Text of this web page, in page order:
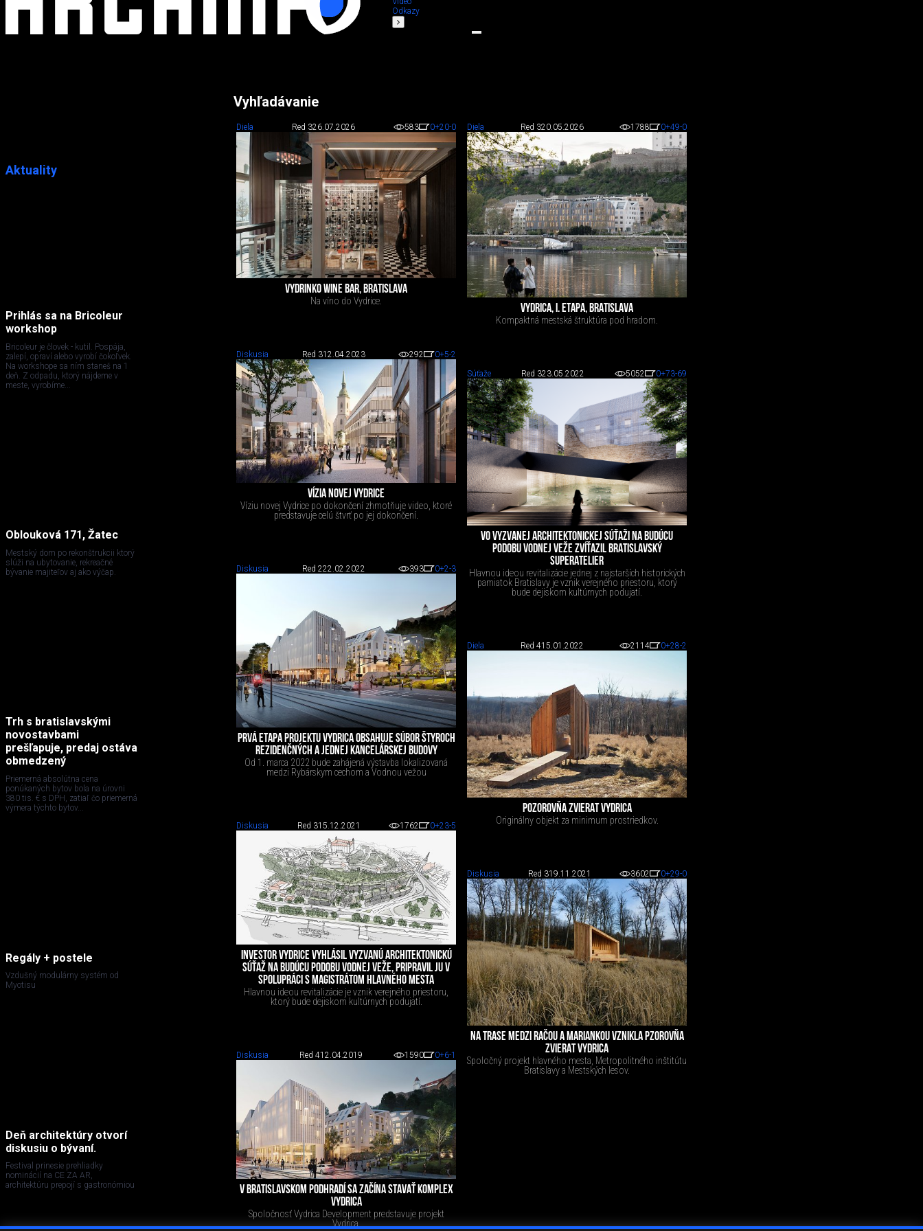
Odkazy
Aktuality
Prihlás sa na Bricoleur
workshop
Bricoleur je človek - kutil. Pospája,
zalepí, opraví alebo vyrobí čokoľvek.
Na workshope sa ním staneš na 1
deň. Z odpadu, ktorý nájdeme v
meste, vyrobíme...
Oblouková 171, Žatec
Mestský dom po rekonštrukcii ktorý
slúži na ubytovanie, rekreačné
bývanie majiteľov aj ako výčap.
Trh s bratislavskými
novostavbami
prešľapuje, predaj ostáva
obmedzený
Priemerná absolútna cena
ponúkaných bytov bola na úrovni
380 tis. € s DPH, zatiaľ čo priemerná
výmera týchto bytov...
Regály + postele
Vzdušný modulárny systém od
Myotisu
Deň architektúry otvorí
diskusiu o bývaní.
Festival prinesie prehliadky
nominácií na CE ZA AR,
architektúru prepojí s gastronómiou
Vyhľadávanie
Diela Red 326.07.2026 583 0+20-0
VYDRINKO WINE BAR, BRATISLAVA
Na víno do Vydrice.
Diela Red 320.05.2026 1788 0+49-0
VYDRICA, I. ETAPA, BRATISLAVA
Kompaktná mestská štruktúra pod hradom.
Diskusia Red 312.04.2023 292 0+5-2
VÍZIA NOVEJ VYDRICE
Víziu novej Vydrice po dokončení zhmotňuje video, ktoré
predstavuje celú štvrť po jej dokončení.
Súťaže Red 323.05.2022 5052 0+73-69
VO VYZVANEJ ARCHITEKTONICKEJ SÚŤAŽI NA BUDÚCU
PODOBU VODNEJ VEŽE ZVÍŤAZIL BRATISLAVSKÝ
SUPERATELIER
Hlavnou ideou revitalizácie jednej z najstarších historických
pamiatok Bratislavy je vznik verejného priestoru, ktorý
bude dejiskom kultúrnych podujatí.
Diskusia Red 222.02.2022 393 0+2-3
PRVÁ ETAPA PROJEKTU VYDRICA OBSAHUJE SÚBOR ŠTYROCH
REZIDENČNÝCH A JEDNEJ KANCELÁRSKEJ BUDOVY
Od 1. marca 2022 bude zahájená výstavba lokalizovaná
medzi Rybárskym cechom a Vodnou vežou
Diela Red 415.01.2022 2114 0+28-2
POZOROVŇA ZVIERAT VYDRICA
Originálny objekt za minimum prostriedkov.
Diskusia Red 315.12.2021 1762 0+23-5
INVESTOR VYDRICE VYHLÁSIL VYZVANÚ ARCHITEKTONICKÚ
SÚŤAŽ NA BUDÚCU PODOBU VODNEJ VEŽE, PRIPRAVIL JU V
SPOLUPRÁCI S MAGISTRÁTOM HLAVNÉHO MESTA
Hlavnou ideou revitalizácie je vznik verejného priestoru,
ktorý bude dejiskom kultúrnych podujatí.
Diskusia Red 319.11.2021 3602 0+29-0
NA TRASE MEDZI RAČOU A MARIANKOU VZNIKLA PZOROVŇA
ZVIERAT VYDRICA
Spoločný projekt hlavného mesta, Metropolitného inštitútu
Bratislavy a Mestských lesov.
Diskusia Red 412.04.2019 1590 0+6-1
V BRATISLAVSKOM PODHRADÍ SA ZAČÍNA STAVAŤ KOMPLEX
VYDRICA
Spoločnosť Vydrica Development predstavuje projekt
Vydrica.